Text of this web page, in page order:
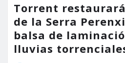
Torrent
de la Serra
balsa de
lluvias